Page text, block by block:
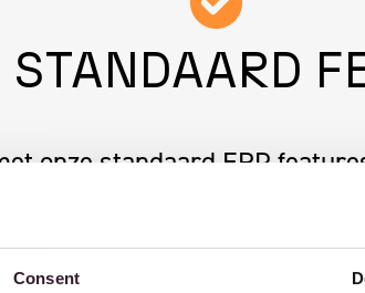
Consent
STANDAARD
onze standaard ERP